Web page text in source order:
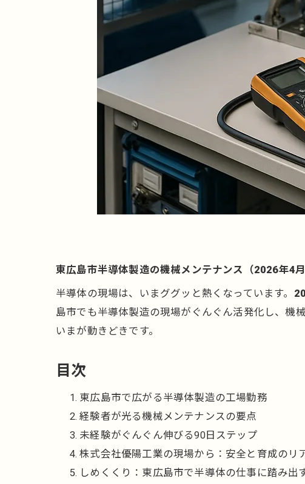
東広島市半導体製造の機械メンテナンス（2026年4月
半導体の現場は、いまググッと熱くなっています。
島市でも半導体製造の現場がぐんぐん活発化し、機
いまが動きどきです。
目次
東広島市で広がる半導体製造の工場勤務
経験者が光る機械メンテナンスの要点
未経験がぐんぐん伸びる90日ステップ
株式会社優陽工業の現場から：安全と育成のリ
しめくくり：東広島市で半導体の仕事に踏み出